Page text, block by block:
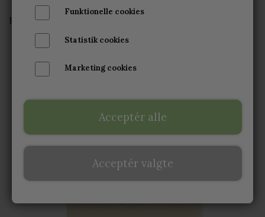
LÆBEPOMADE
Forside
Funktionelle cookies
Statistik cookies
Marketing cookies
Acceptér alle
Acceptér valgte